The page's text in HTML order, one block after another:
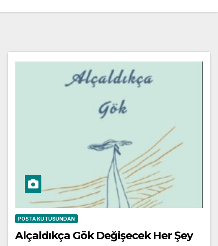
POSTA KUTUSUNDAN
Alçaldıkça Gök Değişecek Her Şey